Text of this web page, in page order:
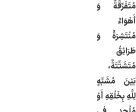
مُتَفَرِّقَةٌ وَ
أَهْوَاءٌ
مُنْتَشِرَةٌ وَ
طَرَائِقُ
مُتَشَتِّتَةٌ،
بَيْنَ مُشَبِّهٍ
لِلَّهِ بِخَلْقِهِ أَوْ